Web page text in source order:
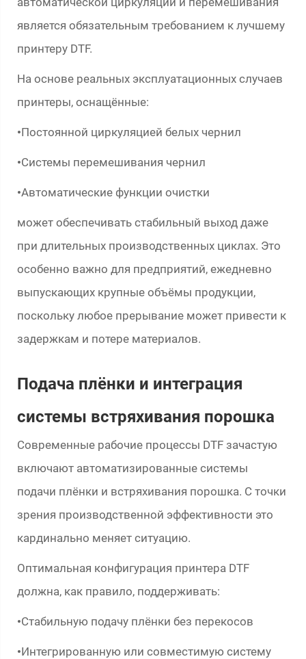
является обязательным требованием к лучшему
принтеру DTF.
На основе реальных эксплуатационных случаев
принтеры, оснащённые:
•Постоянной циркуляцией белых чернил
•Системы перемешивания чернил
•Автоматические функции очистки
может обеспечивать стабильный выход даже
при длительных производственных циклах. Это
особенно важно для предприятий, ежедневно
выпускающих крупные объёмы продукции,
поскольку любое прерывание может привести к
задержкам и потере материалов.
Подача плёнки и интеграция
системы встряхивания порошка
Современные рабочие процессы DTF зачастую
включают автоматизированные системы
подачи плёнки и встряхивания порошка. С точки
зрения производственной эффективности это
кардинально меняет ситуацию.
Оптимальная конфигурация принтера DTF
должна, как правило, поддерживать:
•Стабильную подачу плёнки без перекосов
•Интегрированную или совместимую систему